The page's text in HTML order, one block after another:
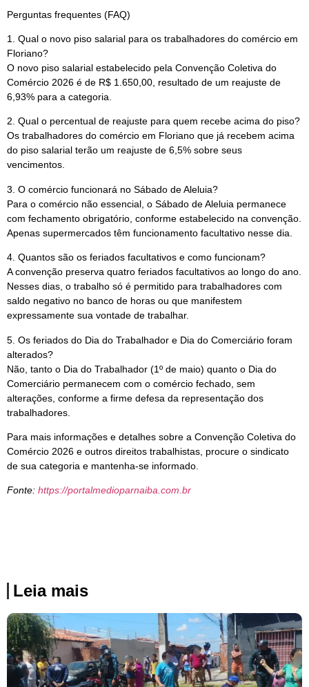
Perguntas frequentes (FAQ)
1. Qual o novo piso salarial para os trabalhadores do comércio em
Floriano?
O novo piso salarial estabelecido pela Convenção Coletiva do
Comércio 2026 é de R$ 1.650,00, resultado de um reajuste de
6,93% para a categoria.
2. Qual o percentual de reajuste para quem recebe acima do piso?
Os trabalhadores do comércio em Floriano que já recebem acima
do piso salarial terão um reajuste de 6,5% sobre seus
vencimentos.
3. O comércio funcionará no Sábado de Aleluia?
Para o comércio não essencial, o Sábado de Aleluia permanece
com fechamento obrigatório, conforme estabelecido na convenção.
Apenas supermercados têm funcionamento facultativo nesse dia.
4. Quantos são os feriados facultativos e como funcionam?
A convenção preserva quatro feriados facultativos ao longo do ano.
Nesses dias, o trabalho só é permitido para trabalhadores com
saldo negativo no banco de horas ou que manifestem
expressamente sua vontade de trabalhar.
5. Os feriados do Dia do Trabalhador e Dia do Comerciário foram
alterados?
Não, tanto o Dia do Trabalhador (1º de maio) quanto o Dia do
Comerciário permanecem com o comércio fechado, sem
alterações, conforme a firme defesa da representação dos
trabalhadores.
Para mais informações e detalhes sobre a Convenção Coletiva do
Comércio 2026 e outros direitos trabalhistas, procure o sindicato
de sua categoria e mantenha-se informado.
Fonte: https://portalmedioparnaiba.com.br
Leia mais